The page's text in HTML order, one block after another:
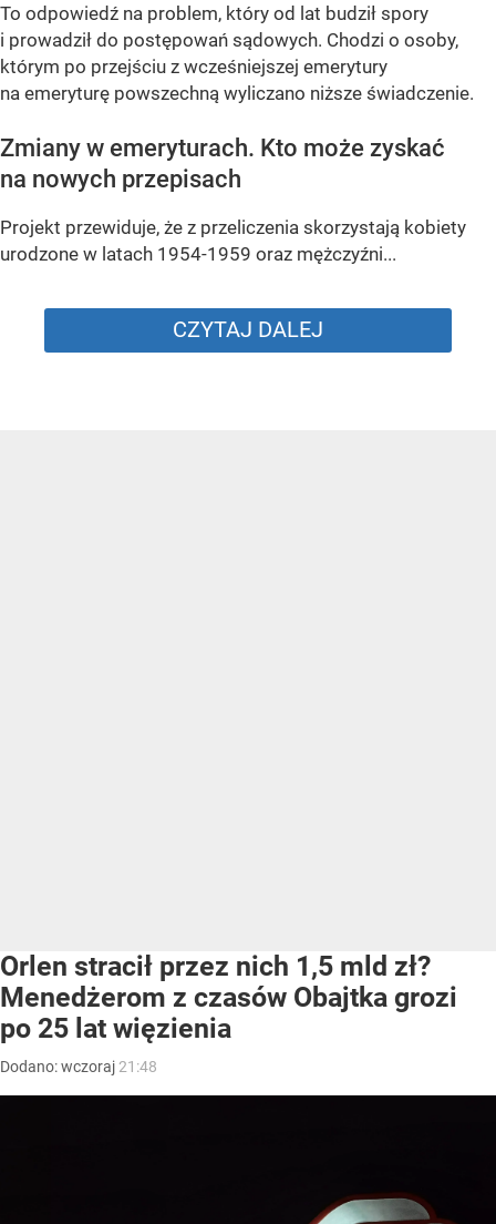
To odpowiedź na problem, który od lat budził spory
i prowadził do postępowań sądowych. Chodzi o osoby,
którym po przejściu z wcześniejszej emerytury
na emeryturę powszechną wyliczano niższe świadczenie.
Zmiany w emeryturach. Kto może zyskać
na nowych przepisach
Projekt przewiduje, że z przeliczenia skorzystają kobiety
urodzone w latach 1954-1959 oraz mężczyźni...
CZYTAJ DALEJ
Orlen stracił przez nich 1,5 mld zł?
Menedżerom z czasów Obajtka grozi
po 25 lat więzienia
Dodano:wczoraj 21:48